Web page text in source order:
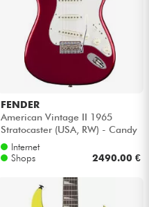
FENDER
American Vintage II 1965
Stratocaster (USA, RW) - Candy
apple red
Internet
Shops
2490.00 €